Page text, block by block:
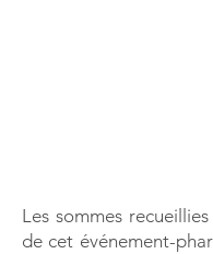
Les sommes
de cet événement-